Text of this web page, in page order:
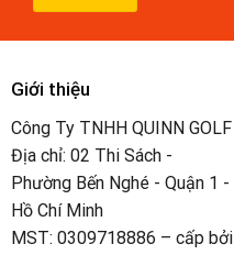
Giới thiệu
Công Ty TNHH QUINN GOLF
Địa chỉ: 02 Thi Sách -
Phường Bến Nghé - Quận 1 -
Hồ Chí Minh
MST: 0309718886 – cấp bởi